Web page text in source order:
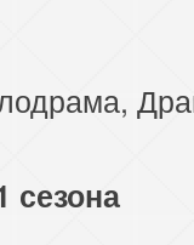
,
сезона